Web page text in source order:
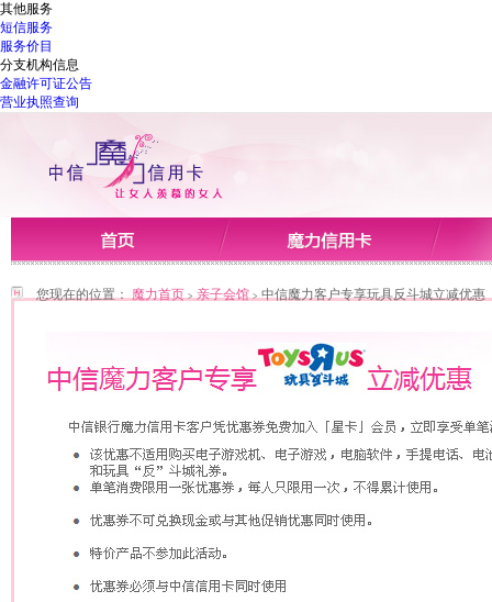
其他服务
短信服务
服务价目
分支机构信息
金融许可证公告
营业执照查询
您现在的位置： 魔力首页 > 亲子会馆 >中信魔力客户专享玩具反斗城立减优惠